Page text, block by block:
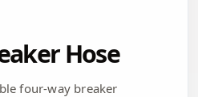
Hose
four-way breaker